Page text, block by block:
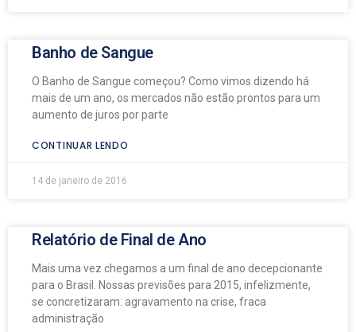
Banho de Sangue
O Banho de Sangue começou? Como vimos dizendo há
mais de um ano, os mercados não estão prontos para um
aumento de juros por parte
CONTINUAR LENDO
14 de janeiro de 2016
Relatório de Final de Ano
Mais uma vez chegamos a um final de ano decepcionante
para o Brasil. Nossas previsões para 2015, infelizmente,
se concretizaram: agravamento na crise, fraca
administração